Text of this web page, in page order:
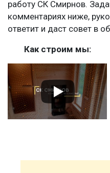
работу СК Смирнов.
комментариях ниже,
ответит и даст совет в
Как строим мы: